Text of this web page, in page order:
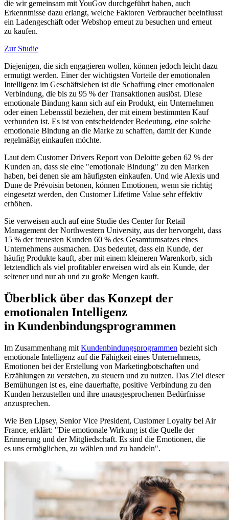
die wir gemeinsam mit YouGov durchgeführt haben, auch
Erkenntnisse dazu erlangt, welche Faktoren Verbraucher beeinflusst
ein Ladengeschäft oder Webshop erneut zu besuchen und erneut
zu kaufen.
Zur Studie
Diejenigen, die sich engagieren wollen, können jedoch leicht dazu
ermutigt werden. Einer der wichtigsten Vorteile der emotionalen
Intelligenz im Geschäftsleben ist die Schaffung einer emotionalen
Verbindung, die bis zu 95 % der Transaktionen auslöst. Diese
emotionale Bindung kann sich auf ein Produkt, ein Unternehmen
oder einen Lebensstil beziehen, der mit einem bestimmten Kauf
verbunden ist. Es ist von entscheidender Bedeutung, eine solche
emotionale Bindung an die Marke zu schaffen, damit der Kunde
regelmäßig einkaufen möchte.
Laut dem Customer Drivers Report von Deloitte geben 62 % der
Kunden an, dass sie eine "emotionale Bindung" zu den Marken
haben, bei denen sie am häufigsten einkaufen. Und wie Alexis und
Dune de Prévoisin betonen, können Emotionen, wenn sie richtig
eingesetzt werden, den Customer Lifetime Value sehr effektiv
erhöhen.
Sie verweisen auch auf eine Studie des Center for Retail
Management der Northwestern University, aus der hervorgeht, dass
15 % der treuesten Kunden 60 % des Gesamtumsatzes eines
Unternehmens ausmachen. Das bedeutet, dass ein Kunde, der
häufig Produkte kauft, aber mit einem kleineren Warenkorb, sich
letztendlich als viel profitabler erweisen wird als ein Kunde, der
seltener und nur ab und zu große Mengen kauft.
Überblick über das Konzept der
emotionalen Intelligenz
in Kundenbindungsprogrammen
Im Zusammenhang mit Kundenbindungsprogrammen bezieht sich
emotionale Intelligenz auf die Fähigkeit eines Unternehmens,
Emotionen bei der Erstellung von Marketingbotschaften und
Erzählungen zu verstehen, zu steuern und zu nutzen. Das Ziel dieser
Bemühungen ist es, eine dauerhafte, positive Verbindung zu den
Kunden herzustellen und ihre unausgesprochenen Bedürfnisse
anzusprechen.
Wie Ben Lipsey, Senior Vice President, Customer Loyalty bei Air
France, erklärt: "Die emotionale Wirkung ist die Quelle der
Erinnerung und der Mitgliedschaft. Es sind die Emotionen, die
es uns ermöglichen, zu wählen und zu handeln".